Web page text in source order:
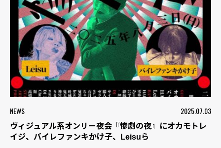
NEWS 2025.07.03
ヴィジュアル系オンリー夜会『惨劇の夜』にオカモトレ
イジ、バイレファンキかけ子、Leisuら